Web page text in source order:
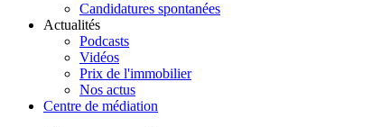
Candidatures spontanées
Actualités
Podcasts
Vidéos
Prix de l'immobilier
Nos actus
Centre de médiation